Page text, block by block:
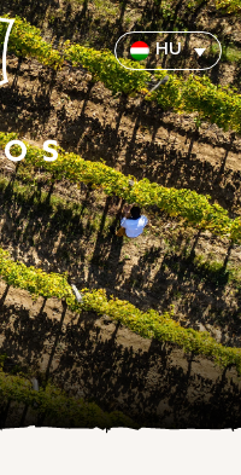
HU